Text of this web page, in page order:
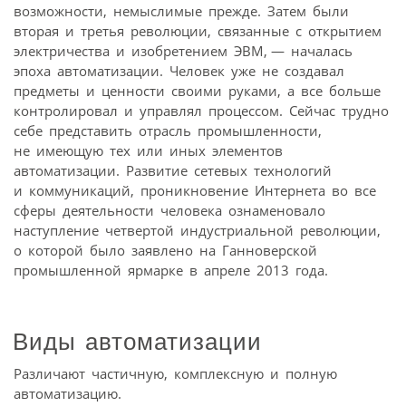
возможности, немыслимые прежде. Затем были
вторая и третья революции, связанные с открытием
электричества и изобретением ЭВМ, — началась
эпоха автоматизации. Человек уже не создавал
предметы и ценности своими руками, а все больше
контролировал и управлял процессом. Сейчас трудно
себе представить отрасль промышленности,
не имеющую тех или иных элементов
автоматизации. Развитие сетевых технологий
и коммуникаций, проникновение Интернета во все
сферы деятельности человека ознаменовало
наступление четвертой индустриальной революции,
о которой было заявлено на Ганноверской
промышленной ярмарке в апреле 2013 года.
Виды автоматизации
Различают частичную, комплексную и полную
автоматизацию.